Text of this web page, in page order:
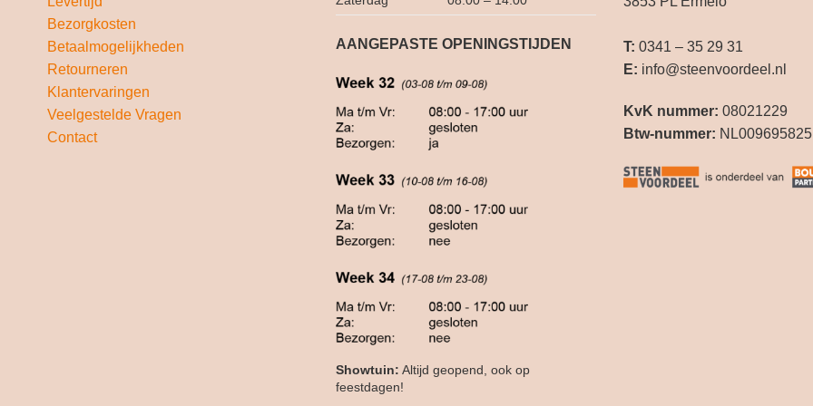
Bezorgkosten
Betaalmogelijkheden
Retourneren
Klantervaringen
Veelgestelde Vragen
Contact
AANGEPASTE OPENINGSTIJDEN
Showtuin: Altijd geopend, ook op
feestdagen!
T: 0341 – 35 29 31
E: info@steenvoordeel.nl
KvK nummer: 08021229
Btw-nummer: